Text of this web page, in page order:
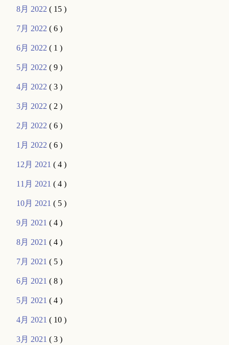
8月 2022( 15 )
7月 2022( 6 )
6月 2022( 1 )
5月 2022( 9 )
4月 2022( 3 )
3月 2022( 2 )
2月 2022( 6 )
1月 2022( 6 )
12月 2021( 4 )
11月 2021( 4 )
10月 2021( 5 )
9月 2021( 4 )
8月 2021( 4 )
7月 2021( 5 )
6月 2021( 8 )
5月 2021( 4 )
4月 2021( 10 )
3月 2021( 3 )